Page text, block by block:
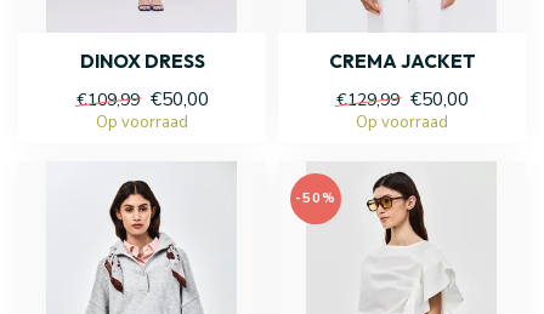
DINOX DRESS
€109,99 €50,00
Op voorraad
CREMA JACKET
€129,99 €50,00
Op voorraad
-50%